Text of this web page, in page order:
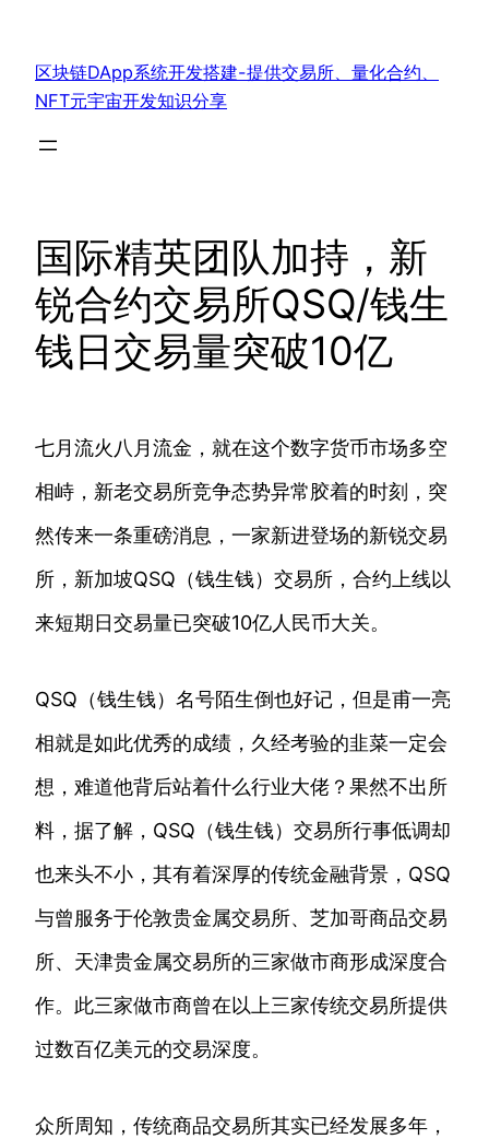
区块链DApp系统开发搭建-提供交易所、量化合约、
NFT元宇宙开发知识分享
国际精英团队加持，新
锐合约交易所QSQ/钱生
钱日交易量突破10亿
七月流火八月流金，就在这个数字货币市场多空
相峙，新老交易所竞争态势异常胶着的时刻，突
然传来一条重磅消息，一家新进登场的新锐交易
所，新加坡QSQ（钱生钱）交易所，合约上线以
来短期日交易量已突破10亿人民币大关。
QSQ（钱生钱）名号陌生倒也好记，但是甫一亮
相就是如此优秀的成绩，久经考验的韭菜一定会
想，难道他背后站着什么行业大佬？果然不出所
料，据了解，QSQ（钱生钱）交易所行事低调却
也来头不小，其有着深厚的传统金融背景，QSQ
与曾服务于伦敦贵金属交易所、芝加哥商品交易
所、天津贵金属交易所的三家做市商形成深度合
作。此三家做市商曾在以上三家传统交易所提供
过数百亿美元的交易深度。
众所周知，传统商品交易所其实已经发展多年，